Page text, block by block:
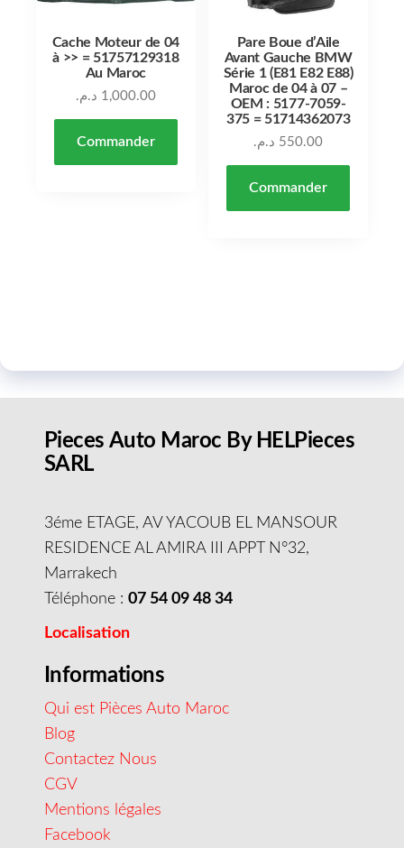
Cache Moteur de 04
à >> = 51757129318
Au Maroc
1,000.00 د.م.
Commander
Pare Boue d’Aile
Avant Gauche BMW
Série 1 (E81 E82 E88)
Maroc de 04 à 07 –
OEM : 5177-7059-
375 = 51714362073
550.00 د.م.
Commander
Pieces Auto Maroc By HELPieces
SARL
3éme ETAGE, AV YACOUB EL MANSOUR
RESIDENCE AL AMIRA III APPT N°32,
Marrakech
Téléphone : 07 54 09 48 34
Localisation
Informations
Qui est Pièces Auto Maroc
Blog
Contactez Nous
CGV
Mentions légales
Facebook